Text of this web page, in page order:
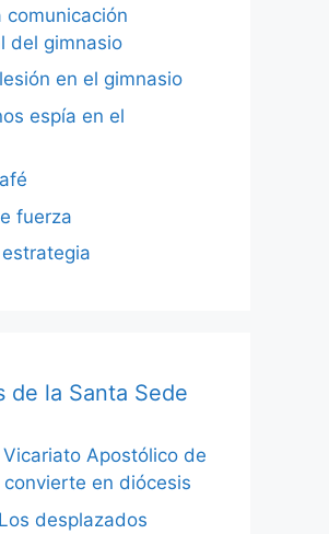
comunicación
del gimnasio
en el gimnasio
espía en el
fuerza
de la Santa Sede
Apostólico de
convierte en diócesis
desplazados